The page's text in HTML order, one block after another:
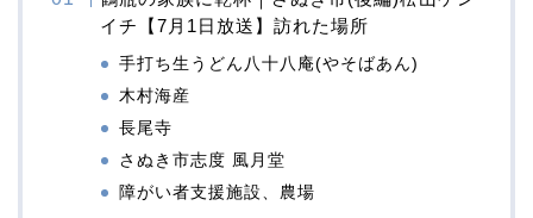
イチ【7月1日放送】訪れた場所
手打ち生うどん八十八庵(やそばあん)
木村海産
長尾寺
さぬき市志度 風月堂
障がい者支援施設、農場